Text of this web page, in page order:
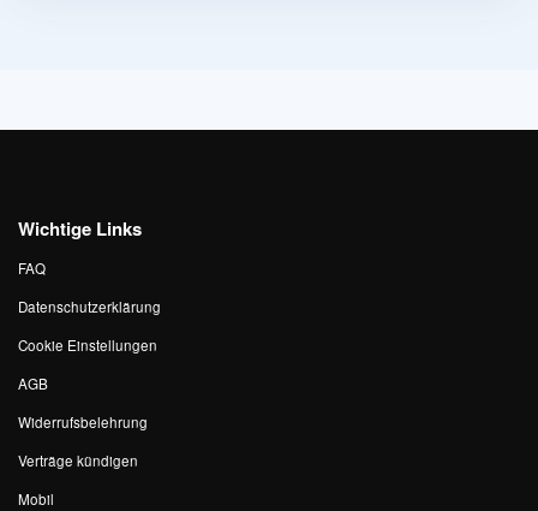
Wichtige Links
FAQ
Datenschutzerklärung
Cookie Einstellungen
AGB
Widerrufsbelehrung
Verträge kündigen
Mobil